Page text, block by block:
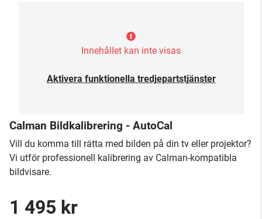
Innehållet kan inte visas
Aktivera funktionella tredjepartstjänster
Calman Bildkalibrering - AutoCal
Vill du komma till rätta med bilden på din tv eller projektor?
Vi utför professionell kalibrering av Calman-kompatibla
bildvisare.
1 495 kr